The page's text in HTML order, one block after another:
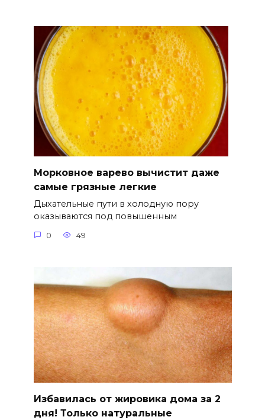
Морковное варево вычистит даже
самые грязные легкие
Дыхательные пути в холодную пору
оказываются под повышенным
0 49
Избавилась от жировика дома за 2
дня! Только натуральные